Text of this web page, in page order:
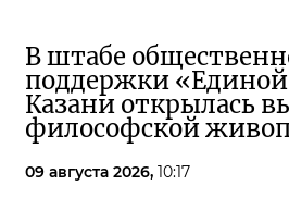
В штабе
поддержки «Единой
Казани открылась
философской
09 августа 2026, 10:17